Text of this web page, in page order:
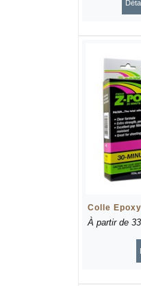
Colle Epoxy
À partir de